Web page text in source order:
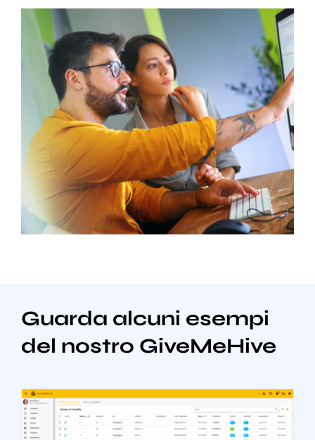
Guarda alcuni esempi
del nostro GiveMeHive